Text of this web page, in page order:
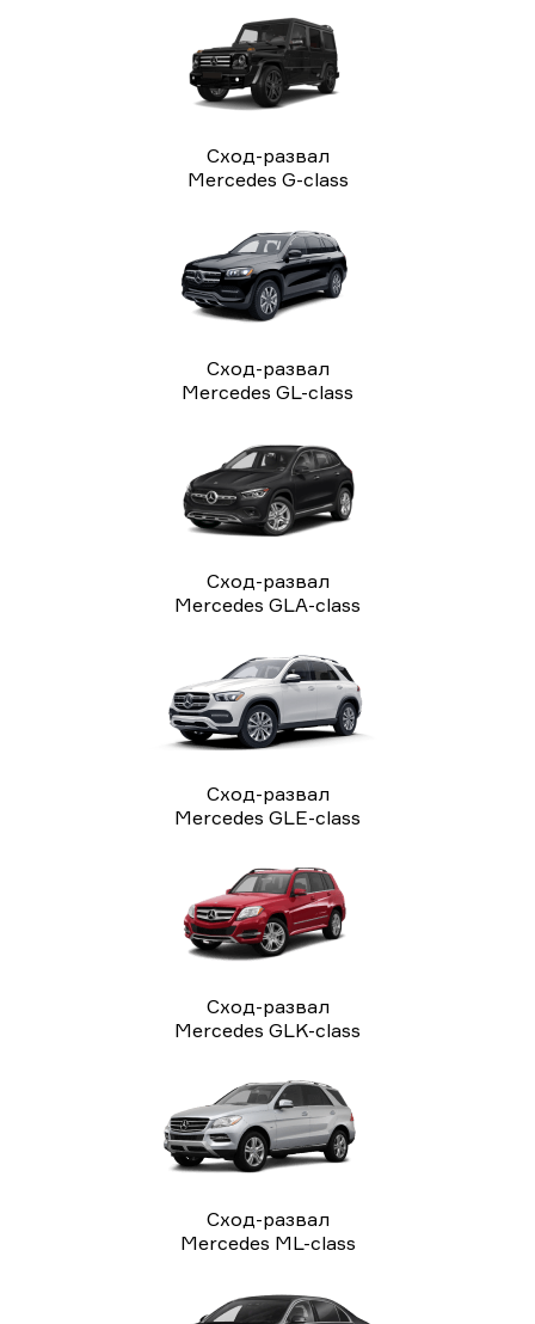
Сход-развал
Mercedes G-class
Сход-развал
Mercedes GL-class
Сход-развал
Mercedes GLA-class
Сход-развал
Mercedes GLE-class
Сход-развал
Mercedes GLK-class
Сход-развал
Mercedes ML-class